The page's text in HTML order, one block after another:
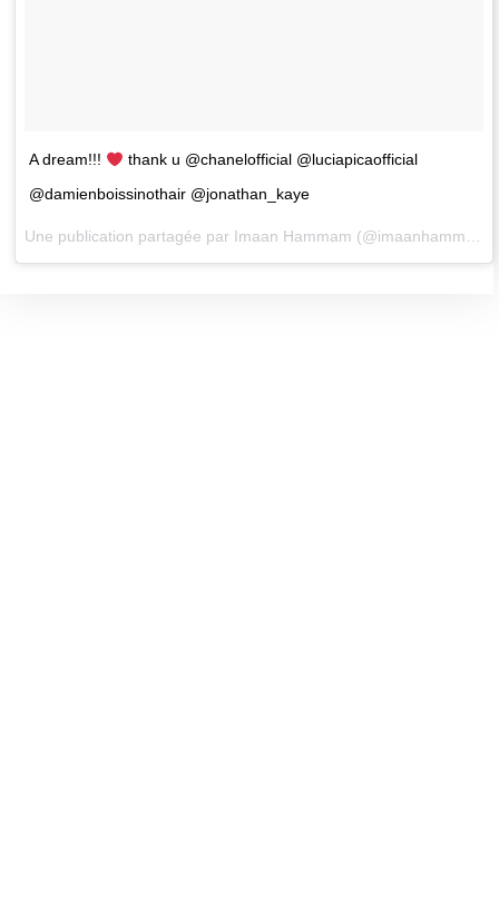
A dream!!!
thank u @chanelofficial @luciapicaofficial
@damienboissinothair @jonathan_kaye
Une publication partagée par Imaan Hammam (@imaanhammam) le